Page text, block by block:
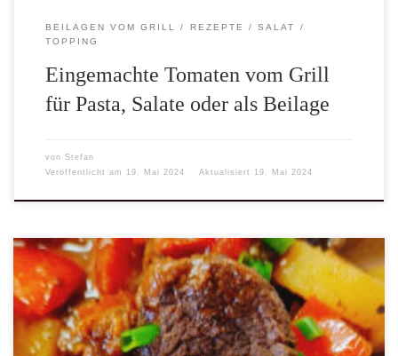
BEILAGEN VOM GRILL REZEPTE
SALAT
TOPPING
Eingemachte Tomaten vom Grill
für Pasta, Salate oder als Beilage
von Stefan
Veröffentlicht am
19. Mai 2024 Aktualisiert 19. Mai 2024
An kalten Tagen ist eine kräftige Gulaschsuppe ideal, um wieder
Energie zu tanken, sie wärmt von innen und gibt dir ein
behagliches und zufriedenes Gefühl. Die Gulaschsuppe ist
definitive ein herzhaftes und wärmendes Gericht und eine köstliche